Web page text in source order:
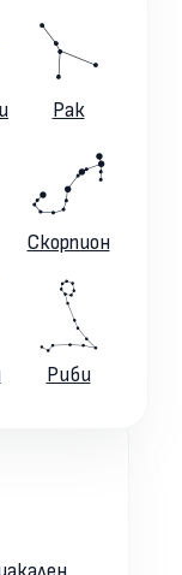
Рак
Скорпион
Риби